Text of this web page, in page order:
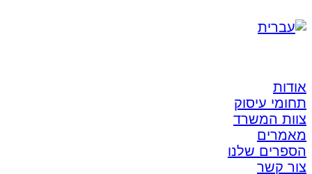
אודות
תחומי עיסוק
צוות המשרד
מאמרים
הספרים שלנו
צור קשר